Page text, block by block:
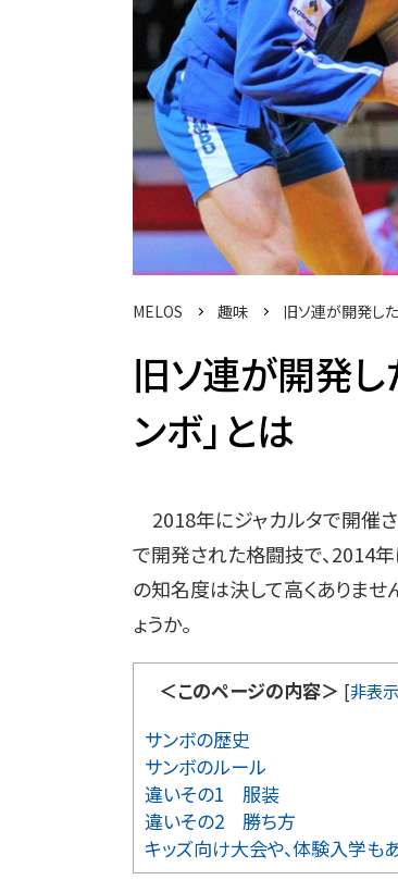
MELOS 趣味 旧ソ連が開発し
旧ソ連が開発し
ンボ」とは
2018年にジャカルタで開催さ
で開発された格闘技で、2014
の知名度は決して高くありませ
ょうか。
＜このページの内容＞ [非表示
サンボの歴史
サンボのルール
違いその1 服装
違いその2 勝ち方
キッズ向け大会や、体験入学も